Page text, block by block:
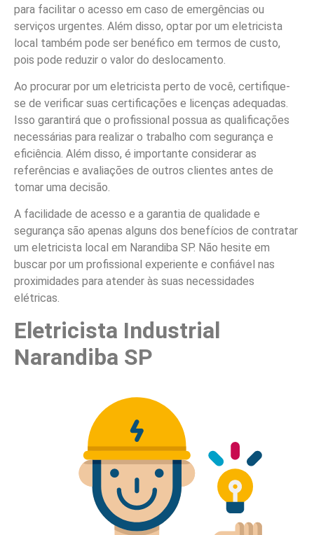
para facilitar o acesso em caso de emergências ou
serviços urgentes. Além disso, optar por um eletricista
local também pode ser benéfico em termos de custo,
pois pode reduzir o valor do deslocamento.
Ao procurar por um eletricista perto de você, certifique-
se de verificar suas certificações e licenças adequadas.
Isso garantirá que o profissional possua as qualificações
necessárias para realizar o trabalho com segurança e
eficiência. Além disso, é importante considerar as
referências e avaliações de outros clientes antes de
tomar uma decisão.
A facilidade de acesso e a garantia de qualidade e
segurança são apenas alguns dos benefícios de contratar
um eletricista local em Narandiba SP. Não hesite em
buscar por um profissional experiente e confiável nas
proximidades para atender às suas necessidades
elétricas.
Eletricista Industrial
Narandiba SP